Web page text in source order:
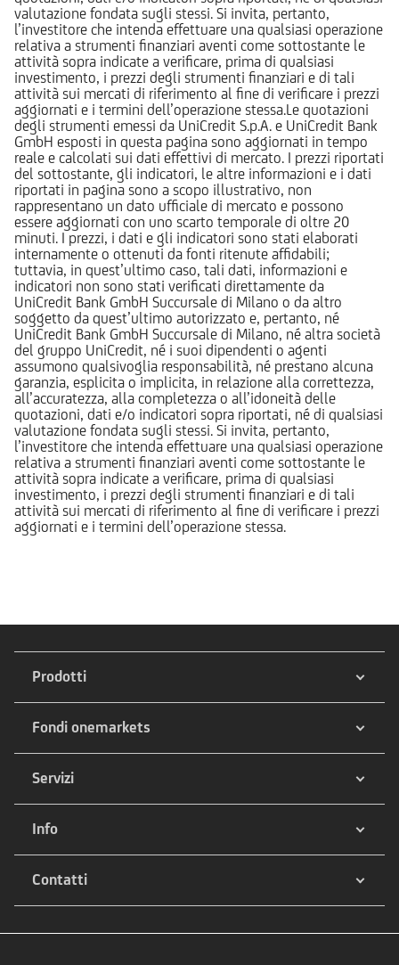
valutazione fondata sugli stessi. Si invita, pertanto,
l’investitore che intenda effettuare una qualsiasi operazione
relativa a strumenti finanziari aventi come sottostante le
attività sopra indicate a verificare, prima di qualsiasi
investimento, i prezzi degli strumenti finanziari e di tali
attività sui mercati di riferimento al fine di verificare i prezzi
aggiornati e i termini dell’operazione stessa.Le quotazioni
degli strumenti emessi da UniCredit S.p.A. e UniCredit Bank
GmbH esposti in questa pagina sono aggiornati in tempo
reale e calcolati sui dati effettivi di mercato. I prezzi riportati
del sottostante, gli indicatori, le altre informazioni e i dati
riportati in pagina sono a scopo illustrativo, non
rappresentano un dato ufficiale di mercato e possono
essere aggiornati con uno scarto temporale di oltre 20
minuti. I prezzi, i dati e gli indicatori sono stati elaborati
internamente o ottenuti da fonti ritenute affidabili;
tuttavia, in quest’ultimo caso, tali dati, informazioni e
indicatori non sono stati verificati direttamente da
UniCredit Bank GmbH Succursale di Milano o da altro
soggetto da quest’ultimo autorizzato e, pertanto, né
UniCredit Bank GmbH Succursale di Milano, né altra società
del gruppo UniCredit, né i suoi dipendenti o agenti
assumono qualsivoglia responsabilità, né prestano alcuna
garanzia, esplicita o implicita, in relazione alla correttezza,
all’accuratezza, alla completezza o all’idoneità delle
quotazioni, dati e/o indicatori sopra riportati, né di qualsiasi
valutazione fondata sugli stessi. Si invita, pertanto,
l’investitore che intenda effettuare una qualsiasi operazione
relativa a strumenti finanziari aventi come sottostante le
attività sopra indicate a verificare, prima di qualsiasi
investimento, i prezzi degli strumenti finanziari e di tali
attività sui mercati di riferimento al fine di verificare i prezzi
aggiornati e i termini dell’operazione stessa.
Prodotti
Fondi onemarkets
Servizi
Info
Contatti